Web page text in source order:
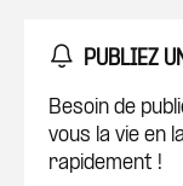
PUBLIEZ
Besoin de
vous la vie en
rapidement !